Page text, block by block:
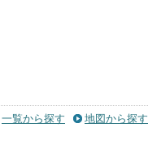
一覧から探す 地図から探す